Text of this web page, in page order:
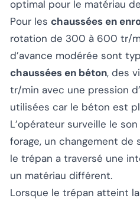
optimal pour le matériau
Pour les chaussées en
rotation de 300 à 600 tr/
d’avance modérée sont
chaussées en béton, des
tr/min avec une pression
utilisées car le béton est
L’opérateur surveille le
forage, un changement de
le trépan a traversé une
un matériau différent.
Lorsque le trépan atteint